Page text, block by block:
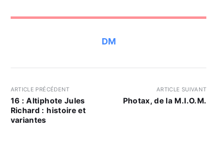
DM
ARTICLE PRÉCÉDENT
16 : Altiphote Jules
Richard : histoire et
variantes
ARTICLE SUIVANT
Photax, de la M.I.O.M.